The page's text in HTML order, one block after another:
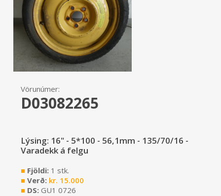
Vörunúmer:
D03082265
Lýsing: 16" - 5*100 - 56,1mm - 135/70/16 -
Varadekk á felgu
■Fjöldi: 1 stk.
■Verð: kr. 15.000
■DS: GU1 0726